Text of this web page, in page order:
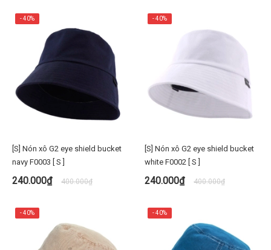
- 40%
[S] Nón xô G2 eye shield bucket
navy F0003 [ S ]
240.000₫ 400.000₫
- 40%
[S] Nón xô G2 eye shield bucket
white F0002 [ S ]
240.000₫ 400.000₫
- 40% - 40%